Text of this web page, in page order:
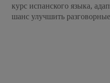
курс испанского языка,
шанс улучшить